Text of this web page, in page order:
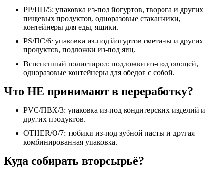
PP/ПП/5: упаковка из-под йогуртов, творога и других
пищевых продуктов, одноразовые стаканчики,
контейнеры для еды, ящики.
PS/ПС/6: упаковка из-под йогуртов сметаны и других
продуктов, подложки из-под яиц.
Вспененный полистирол: подложки из-под овощей,
одноразовые контейнеры для обедов с собой.
Что НЕ принимают в переработку?
PVC/ПВХ/3: упаковка из-под кондитерских изделий и
других продуктов.
OTHER/O/7: тюбики из-под зубной пасты и другая
комбинированная упаковка.
Куда собирать вторсырьё?